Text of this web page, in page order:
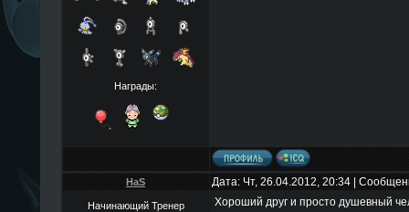
Награды:
HaS Дата: Чт, 26.04.2012, 20:34 |
Начинающий Тренер Хороший друг и просто душевный